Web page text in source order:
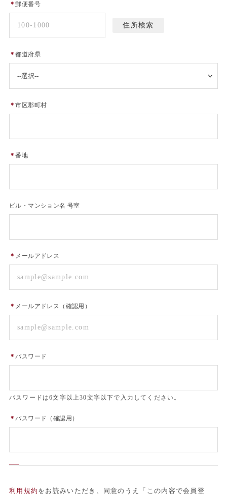
＊郵便番号
＊都道府県
＊市区郡町村
＊番地
ビル・マンション名 号室
＊ メールアドレス
＊ メールアドレス（確認用）
＊パスワード
パスワードは6文字以上30文字以下で入力してください。
＊ パスワード（確認用）
利用規約 をお読みいただき、同意のうえ「この内容で会員登